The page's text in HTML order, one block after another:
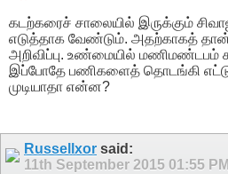
கடற்கரைச் சாலையில் இருக்கும்
எடுத்தாக வேண்டும். அதற்காகத்
அறிவிப்பு. உண்மையில் மணிமண்டபம்
இப்போதே பணிகளைத் தொடங்கி எட்டு
முடியாதா என்ன?
Russellxor said:
11th September 2015 01:55 PM